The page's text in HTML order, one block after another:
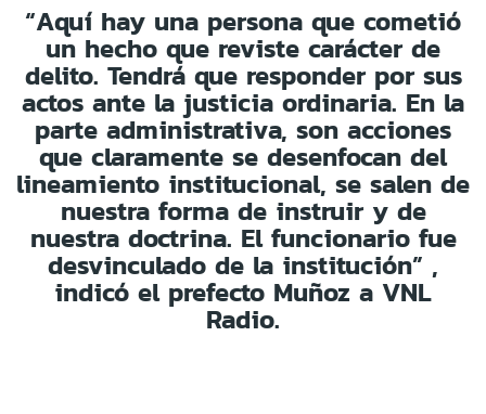
“Aquí hay una persona que cometió
un hecho que reviste carácter de
delito. Tendrá que responder por sus
actos ante la justicia ordinaria. En la
parte administrativa, son acciones
que claramente se desenfocan del
lineamiento institucional, se salen de
nuestra forma de instruir y de
nuestra doctrina. El funcionario fue
desvinculado de la institución” ,
indicó el prefecto Muñoz a VNL
Radio.